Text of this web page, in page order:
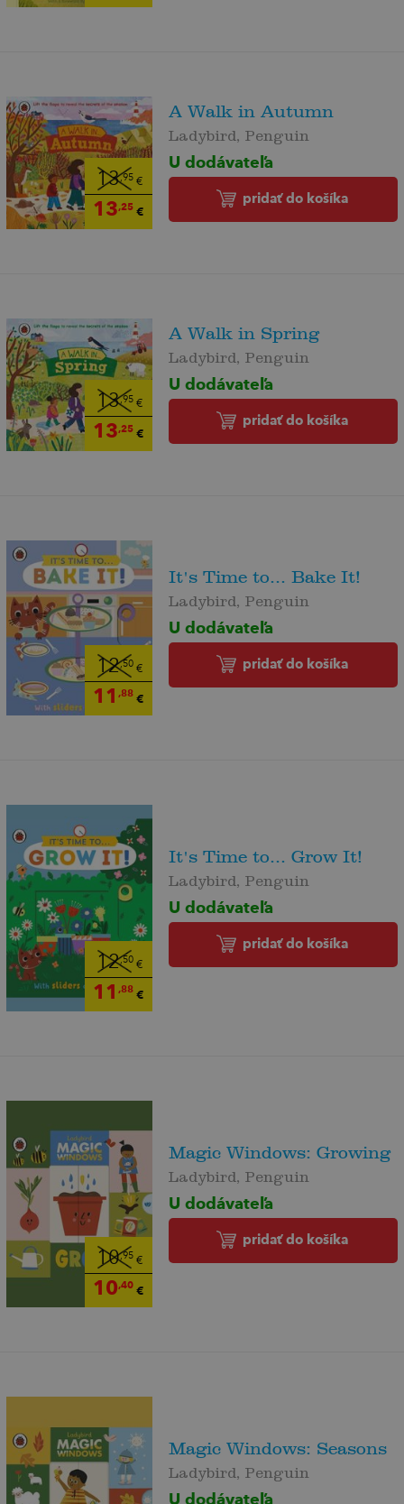
13,95€
13,25€
A Walk in Autumn
Ladybird, Penguin
U dodávateľa
pridať do košíka
13,95€
13,25€
A Walk in Spring
Ladybird, Penguin
U dodávateľa
pridať do košíka
12,50€
11 ,88€
It's Time to... Bake It!
Ladybird, Penguin
U dodávateľa
pridať do košíka
12,50€
11 ,88€
It's Time to... Grow It!
Ladybird, Penguin
U dodávateľa
pridať do košíka
10,95€
10,40€
Magic Windows: Growing
Ladybird, Penguin
U dodávateľa
pridať do košíka
Magic Windows: Seasons
Ladybird, Penguin
U dodávateľa